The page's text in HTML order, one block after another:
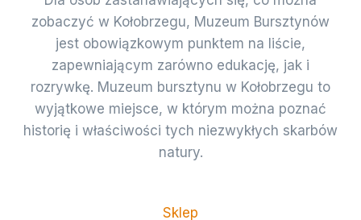
zobaczyć w Kołobrzegu, Muzeum Bursztynów
jest obowiązkowym punktem na liście,
zapewniającym zarówno edukację, jak i
rozrywkę. Muzeum bursztynu w Kołobrzegu to
wyjątkowe miejsce, w którym można poznać
historię i właściwości tych niezwykłych skarbów
natury.
Sklep